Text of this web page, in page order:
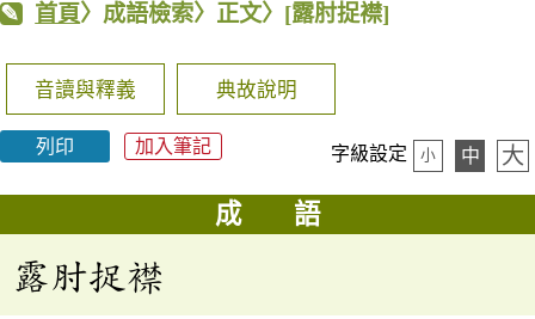
首頁〉成語檢索〉正文〉 [露肘捉襟]
音讀與釋義 典故說明
列印 加入筆記 字級設定 小 中 大
成 語
露肘捉襟